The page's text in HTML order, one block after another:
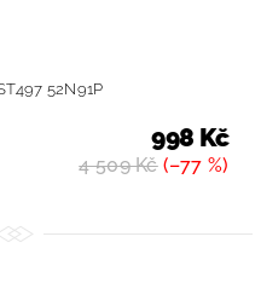
52N91P
4 509 Kč(–77 %)
998 Kč